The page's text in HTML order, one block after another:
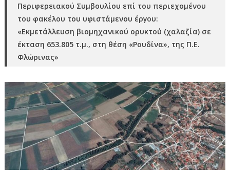
Περιφερειακού Συμβουλίου επί του περιεχομένου
του φακέλου του υφιστάμενου έργου:
«Εκμετάλλευση βιομηχανικού ορυκτού (χαλαζία) σε
έκταση 653.805 τ.μ., στη θέση «Ρουδίνα», της Π.Ε.
Φλώρινας»